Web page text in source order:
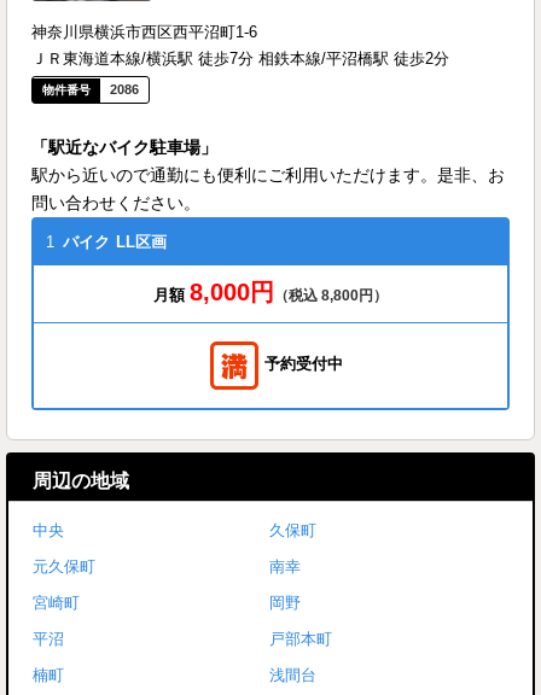
神奈川県横浜市西区西平沼町1-6
ＪＲ東海道本線/横浜駅 徒歩7分 相鉄本線/平沼橋駅 徒歩2分
2086
「駅近なバイク駐車場」
駅から近いので通勤にも便利にご利用いただけます。是非、お
問い合わせください。
1 バイク LL区画
月額 8,000円 （税込 8,800円）
予約受付中
周辺の地域
中央
久保町
元久保町
南幸
宮崎町
岡野
平沼
戸部本町
楠町
浅間台